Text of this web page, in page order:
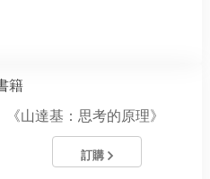
籍
《山達基：思考的原理》
訂購